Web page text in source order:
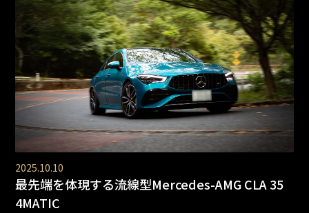
2025.10.10
最先端を体現する流線型Mercedes-AMG CLA 35
4MATIC